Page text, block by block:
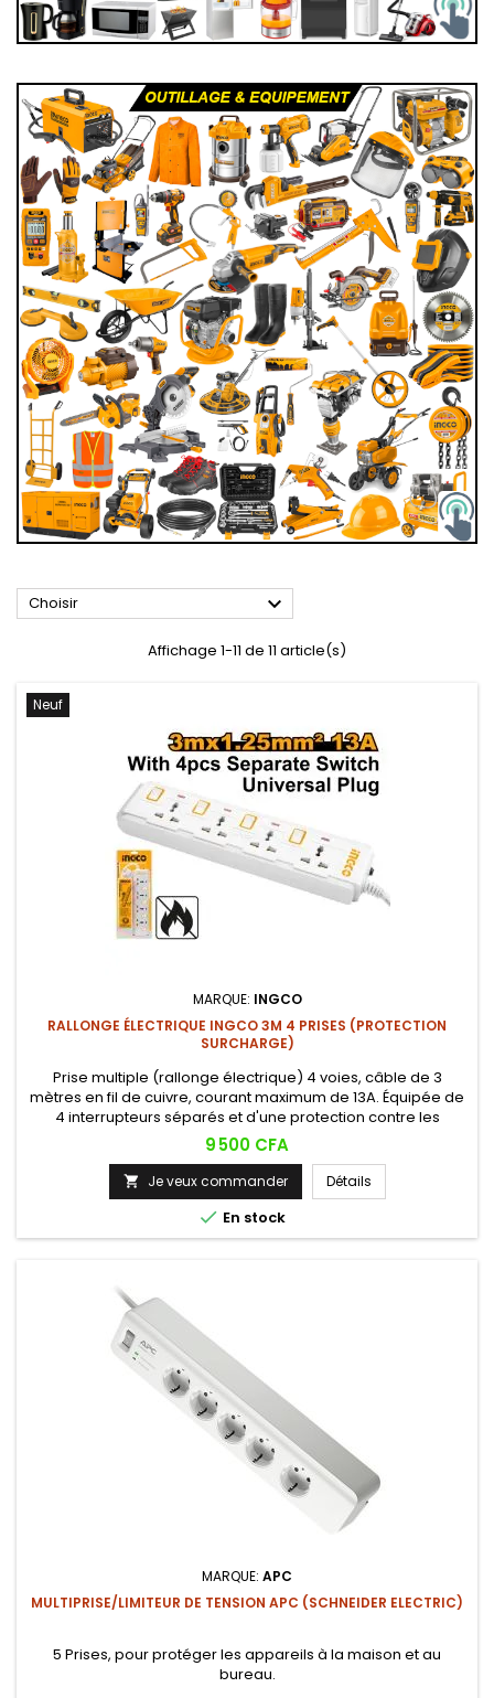
Choisir 
Affichage 1-11 de 11 article(s)
Neuf
MARQUE: INGCO
RALLONGE ÉLECTRIQUE INGCO 3M 4 PRISES (PROTECTION
SURCHARGE)
Prise multiple (rallonge électrique) 4 voies, câble de 3
mètres en fil de cuivre, courant maximum de 13A. Équipée de
4 interrupteurs séparés et d'une protection contre les
surcharges, en matériau ignifuge pour plus de sécurité.
Prix
9 500 CFA
 Je veux commander Détails
 En stock
MARQUE: APC
MULTIPRISE/LIMITEUR DE TENSION APC (SCHNEIDER ELECTRIC)
5 Prises, pour protéger les appareils à la maison et au
bureau.